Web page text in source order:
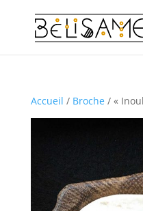
Accueil / Broche/ «